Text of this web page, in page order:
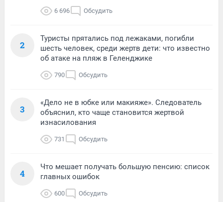
6 696 Обсудить
2
Туристы прятались под лежаками, погибли
шесть человек, среди жертв дети: что известно
об атаке на пляж в Геленджике
790 Обсудить
3
«Дело не в юбке или макияже». Следователь
объяснил, кто чаще становится жертвой
изнасилования
731 Обсудить
4
Что мешает получать большую пенсию: список
главных ошибок
600 Обсудить